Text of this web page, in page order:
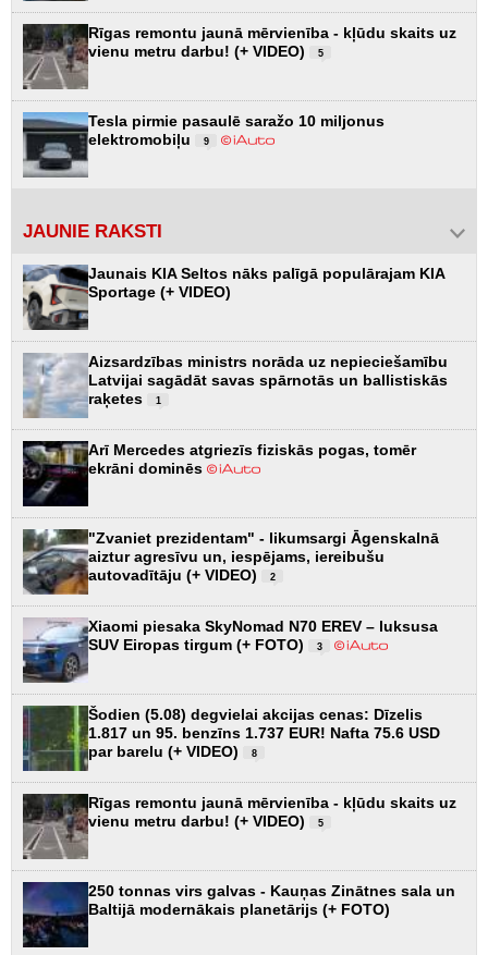
Rīgas remontu jaunā mērvienība - kļūdu skaits uz
vienu metru darbu! (+ VIDEO)
5
Tesla pirmie pasaulē saražo 10 miljonus
elektromobiļu
9
JAUNIE RAKSTI
Jaunais KIA Seltos nāks palīgā populārajam KIA
Sportage (+ VIDEO)
Aizsardzības ministrs norāda uz nepieciešamību
Latvijai sagādāt savas spārnotās un ballistiskās
raķetes
1
Arī Mercedes atgriezīs fiziskās pogas, tomēr
ekrāni dominēs
"Zvaniet prezidentam" - likumsargi Āgenskalnā
aiztur agresīvu un, iespējams, iereibušu
autovadītāju (+ VIDEO)
2
Xiaomi piesaka SkyNomad N70 EREV – luksusa
SUV Eiropas tirgum (+ FOTO)
3
Šodien (5.08) degvielai akcijas cenas: Dīzelis
1.817 un 95. benzīns 1.737 EUR! Nafta 75.6 USD
par barelu (+ VIDEO)
8
Rīgas remontu jaunā mērvienība - kļūdu skaits uz
vienu metru darbu! (+ VIDEO)
5
250 tonnas virs galvas - Kauņas Zinātnes sala un
Baltijā modernākais planetārijs (+ FOTO)